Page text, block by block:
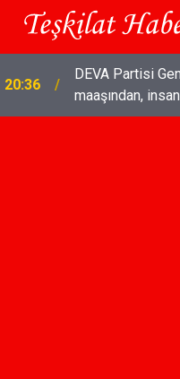
18:03
TÜRK SİLAHLI
COŞKULU